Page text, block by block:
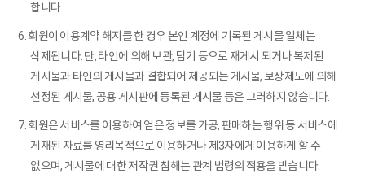
합니다.
6. 회원이 이용계약 해지를 한 경우 본인 계정에 기록된 게시물 일체는
삭제됩니다. 단, 타인에 의해 보관, 담기 등으로 재게시 되거나 복제된
게시물과 타인의 게시물과 결합되어 제공되는 게시물, 보상제도에 의해
선정된 게시물, 공용 게시판에 등록된 게시물 등은 그러하지 않습니다.
7. 회원은 서비스를 이용하여 얻은 정보를 가공, 판매하는 행위 등 서비스에
게재된 자료를 영리목적으로 이용하거나 제3자에게 이용하게 할 수
없으며, 게시물에 대한 저작권 침해는 관계 법령의 적용을 받습니다.